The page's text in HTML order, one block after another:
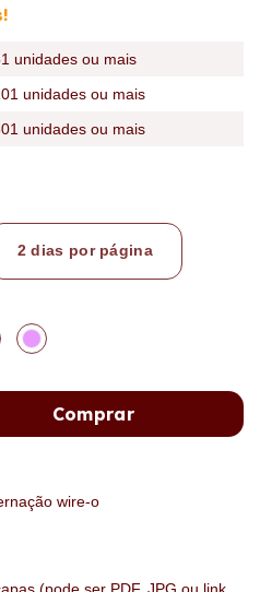
unidades ou mais
unidades ou mais
unidades ou mais
2 dias por página
wire-o
(pode ser PDF, JPG ou link